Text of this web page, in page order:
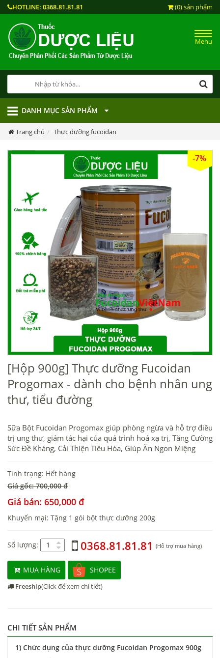
HOTLINE: 0368.81.81.81 (0) sản phẩm
Menu
DANH MỤC SẢN PHẨM
Trang chủ Thực dưỡng fucoidan
-7%
[Hộp 900g] Thực dưỡng Fucoidan
Progomax - dành cho bệnh nhân ung
thư, tiểu đường
Sữa Bột Fucoidan Progomax giúp phòng ngừa và hỗ trợ điều
trị ung thư, giảm tác hại của quá trình hoá xạ trị, Tăng Cường
Sức Đề Kháng, Cải Thiện Tiêu Hóa, Giúp Ăn Ngon Miệng
Tình trạng: Hết hàng
Giá gốc: 700,000 đ
Giá bán: 650,000 đ
Khuyến mại: Tặng 1 gói bột thực dưỡng 200g
Số lượng: 0368.81.81.81 (Hỗ trợ mua hàng)
MUA HÀNG SHOPEE
Freeship(Click để xem chi tiết)
CHI TIẾT SẢN PHẨM
1) Chức dụng của thực dưỡng Fucoidan Progomax 900g